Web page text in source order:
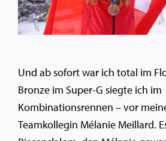
Und ab sofort war ich total im
Bronze im Super-G siegte ich im
Kombinationsrennen – vor
Teamkollegin Mélanie Meillard.